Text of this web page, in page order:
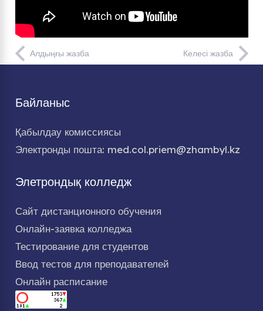
Алдыңғы жазба Келесі жазба
Байланыс
Қабылдау комиссиясы
Электронды пошта: med.col.priem@zhambyl.kz
Элетрондық колледж
Сайт дистанционного обучения
Онлайн-заявка колледжа
Тестирование для студентов
Ввод тестов для преподавателей
Онлайн расписание